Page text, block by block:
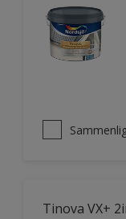
Tinova VX+